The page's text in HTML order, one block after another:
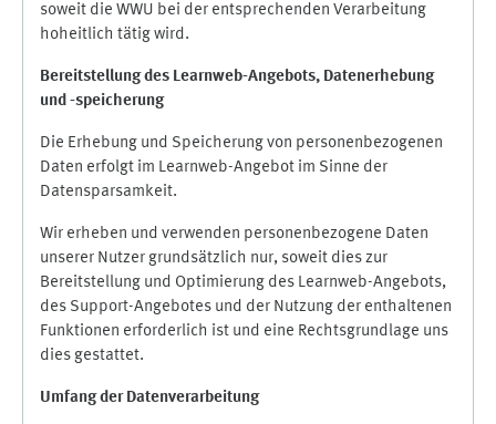
soweit die WWU bei der entsprechenden Verarbeitung
hoheitlich tätig wird.
Bereitstellung des Learnweb-Angebots, Datenerhebung
und -speicherung
Die Erhebung und Speicherung von personenbezogenen
Daten erfolgt im Learnweb-Angebot im Sinne der
Datensparsamkeit.
Wir erheben und verwenden personenbezogene Daten
unserer Nutzer grundsätzlich nur, soweit dies zur
Bereitstellung und Optimierung des Learnweb-Angebots,
des Support-Angebotes und der Nutzung der enthaltenen
Funktionen erforderlich ist und eine Rechtsgrundlage uns
dies gestattet.
Umfang der Datenverarbeitung